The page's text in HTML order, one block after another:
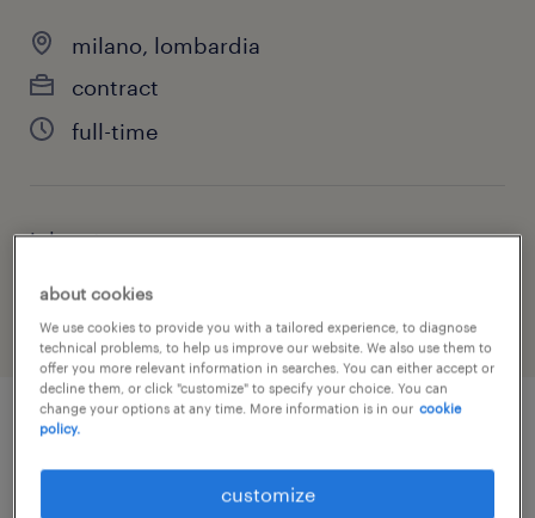
milano, lombardia
contract
full-time
job category
about cookies
We use cookies to provide you with a tailored experience, to diagnose
technical problems, to help us improve our website. We also use them to
offer you more relevant information in searches. You can either accept or
decline them, or click "customize" to specify your choice. You can
change your options at any time. More information is in our cookie
policy.
customize